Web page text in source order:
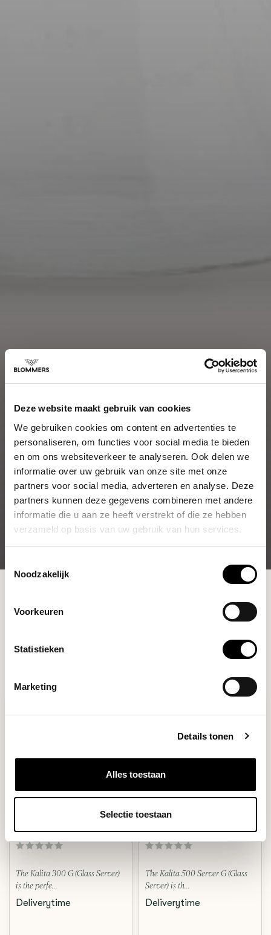
Deze website maakt gebruik van cookies
We gebruiken cookies om content en advertenties te
personaliseren, om functies voor social media te bieden
en om ons websiteverkeer te analyseren. Ook delen we
informatie over uw gebruik van onze site met onze
partners voor social media, adverteren en analyse. Deze
partners kunnen deze gegevens combineren met andere
informatie die u aan ze heeft verstrekt of die ze hebben
verzameld op basis van uw gebruik van hun services.
Noodzakelijk
Voorkeuren
Statistieken
Marketing
Details tonen
Alles toestaan
Selectie toestaan
SERVER 300 G
The Kalita 300 G (Glass Server)
is the perfe...
Deliverytime
Kalita
SERVER 500 G
The Kalita 500 Server G (Glass
Server) is th...
Deliverytime